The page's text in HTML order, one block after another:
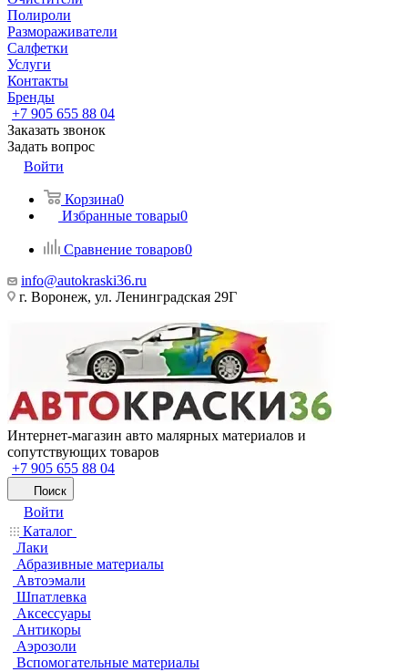
Полироли
Размораживатели
Салфетки
Услуги
Контакты
Бренды
+7 905 655 88 04
Заказать звонок
Задать вопрос
Войти
Корзина0
Избранные товары0
Сравнение товаров0
info@autokraski36.ru
г. Воронеж, ул. Ленинградская 29Г
Интернет-магазин авто малярных материалов и
сопутствующих товаров
+7 905 655 88 04
Поиск
Войти
Каталог
Лаки
Абразивные материалы
Автоэмали
Шпатлевка
Аксессуары
Антикоры
Аэрозоли
Вспомогательные материалы